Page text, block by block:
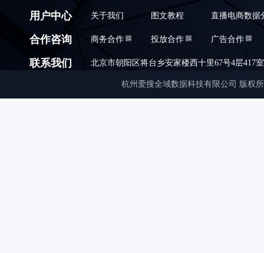
用户中心 关于我们 图文教程 直播电商数据
合作咨询 商务合作 投放合作 广告合作
联系我们 北京市朝阳区将台乡安家楼西十里67号4层417室
杭州爱搜全域数据科技有限公司 版权